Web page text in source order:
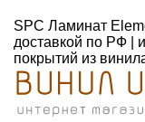
SPC Ламинат
доставкой по РФ |
покрытий из